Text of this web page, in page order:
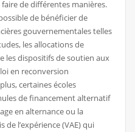
de différentes manières.
de bénéficier de
gouvernementales telles
les allocations de
les dispositifs de soutien aux
en reconversion
certaines écoles
de financement alternatif
en alternance ou la
de l’expérience (VAE) qui